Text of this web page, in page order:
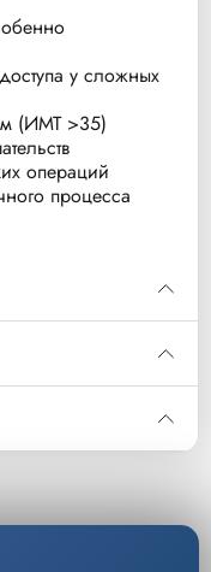
у сложных
(ИМТ >35)
операций
процесса
в
доступа.
за
с фиксирующей